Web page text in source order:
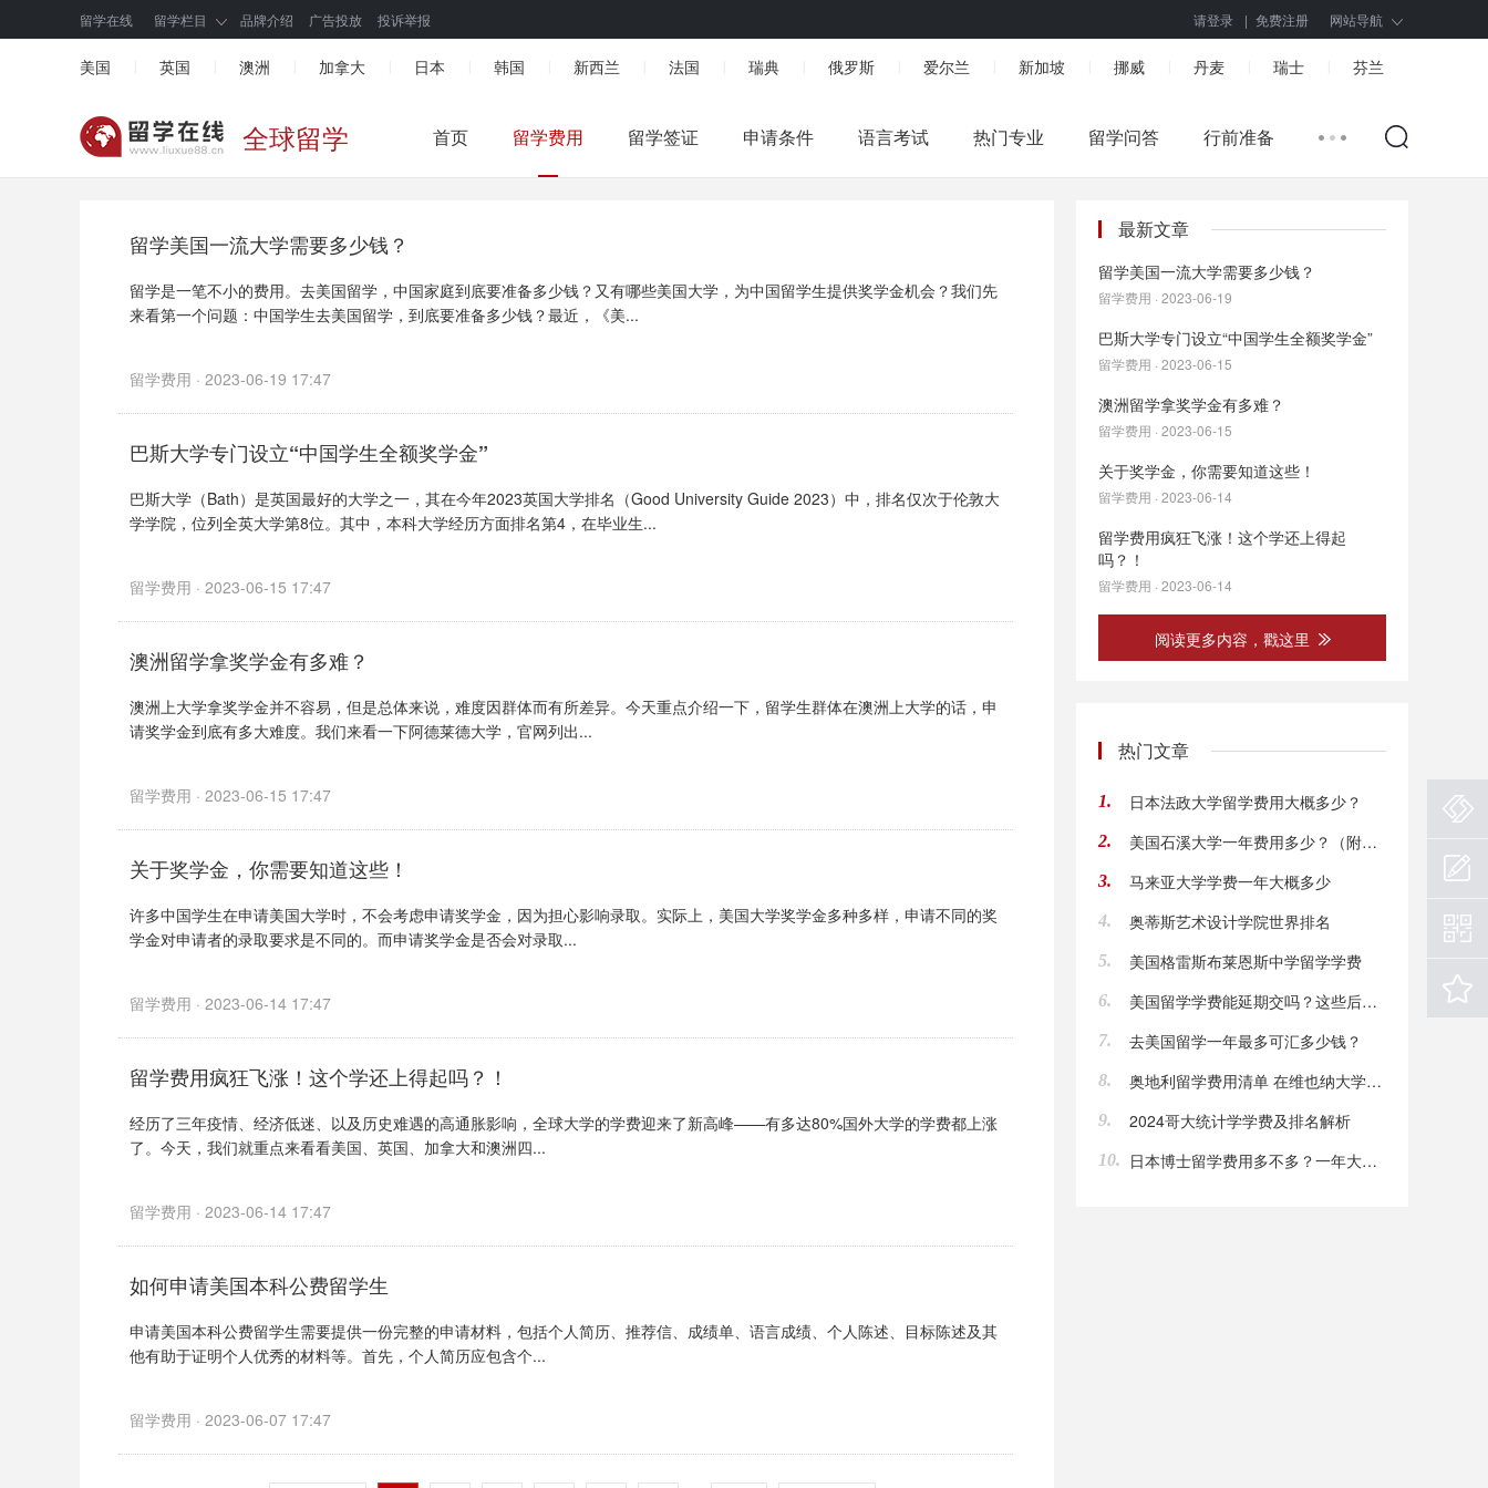
留学在线 留学栏目 品牌介绍 广告投放 投诉举报 请登录 | 免费注册 网站导航
美国 英国 澳洲 加拿大 日本 韩国 新西兰 法国 瑞典 俄罗斯 爱尔兰 新加坡 挪威 丹麦 瑞士 芬兰
全球留学 首页 留学费用 留学签证 申请条件 语言考试 热门专业 留学问答 行前准备
留学美国一流大学需要多少钱？
留学是一笔不小的费用。去美国留学，中国家庭到底要准备多少钱？又有哪些美国大学，为中国留学生提供奖学金机会？我们先
来看第一个问题：中国学生去美国留学，到底要准备多少钱？最近，《美...
留学费用 · 2023-06-19 17:47
巴斯大学专门设立“中国学生全额奖学金”
巴斯大学（Bath）是英国最好的大学之一，其在今年2023英国大学排名（Good University Guide 2023）中，排名仅次于伦敦大
学学院，位列全英大学第8位。其中，本科大学经历方面排名第4，在毕业生...
留学费用 · 2023-06-15 17:47
澳洲留学拿奖学金有多难？
澳洲上大学拿奖学金并不容易，但是总体来说，难度因群体而有所差异。今天重点介绍一下，留学生群体在澳洲上大学的话，申
请奖学金到底有多大难度。我们来看一下阿德莱德大学，官网列出...
留学费用 · 2023-06-15 17:47
关于奖学金，你需要知道这些！
许多中国学生在申请美国大学时，不会考虑申请奖学金，因为担心影响录取。实际上，美国大学奖学金多种多样，申请不同的奖
学金对申请者的录取要求是不同的。而申请奖学金是否会对录取...
留学费用 · 2023-06-14 17:47
留学费用疯狂飞涨！这个学还上得起吗？！
经历了三年疫情、经济低迷、以及历史难遇的高通胀影响，全球大学的学费迎来了新高峰——有多达80%国外大学的学费都上涨
了。今天，我们就重点来看看美国、英国、加拿大和澳洲四...
留学费用 · 2023-06-14 17:47
如何申请美国本科公费留学生
申请美国本科公费留学生需要提供一份完整的申请材料，包括个人简历、推荐信、成绩单、语言成绩、个人陈述、目标陈述及其
他有助于证明个人优秀的材料等。首先，个人简历应包含个...
留学费用 · 2023-06-07 17:47
最新文章
留学美国一流大学需要多少钱？
留学费用 · 2023-06-19
巴斯大学专门设立“中国学生全额奖学金”
留学费用 · 2023-06-15
澳洲留学拿奖学金有多难？
留学费用 · 2023-06-15
关于奖学金，你需要知道这些！
留学费用 · 2023-06-14
留学费用疯狂飞涨！这个学还上得起
吗？！
留学费用 · 2023-06-14
阅读更多内容，戳这里
热门文章
1. 日本法政大学留学费用大概多少？
2. 美国石溪大学一年费用多少？（附奖学金）
3. 马来亚大学学费一年大概多少
4. 奥蒂斯艺术设计学院世界排名
5. 美国格雷斯布莱恩斯中学留学学费
6. 美国留学学费能延期交吗？这些后果要知道
7. 去美国留学一年最多可汇多少钱？
8. 奥地利留学费用清单 在维也纳大学读一年要多少钱
9. 2024哥大统计学学费及排名解析
10. 日本博士留学费用多不多？一年大概多少钱？